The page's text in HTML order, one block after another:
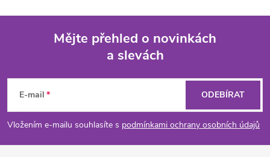
p
Mějte přehled o novinkách
a slevách
E-mail
Vložením e-mailu souhlasíte s podmínkami ochrany osobních údajů
ODEBÍRAT